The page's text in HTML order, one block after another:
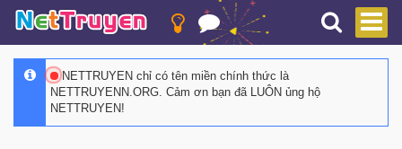
NETTRUYEN chỉ có tên miền chính thức là
NETTRUYENN.ORG. Cảm ơn bạn đã LUÔN ủng hộ
NETTRUYEN!